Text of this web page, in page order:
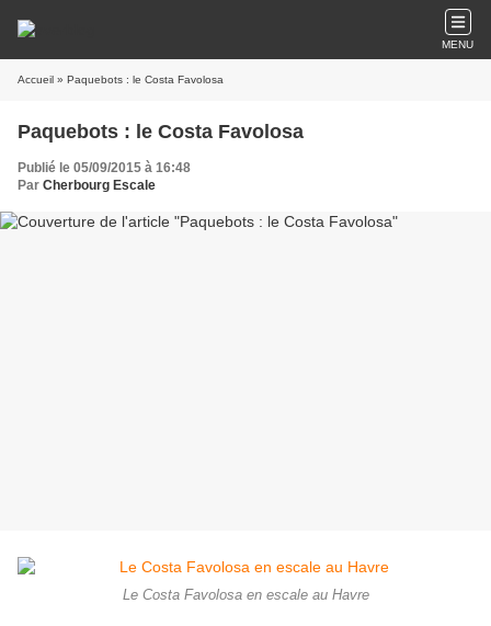
MENU
Accueil » Paquebots : le Costa Favolosa
Paquebots : le Costa Favolosa
Publié le 05/09/2015 à 16:48
Par Cherbourg Escale
Le Costa Favolosa en escale au Havre